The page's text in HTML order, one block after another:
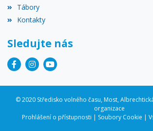
Tábory
Kontakty
Sledujte nás
© 2020 Středisko volného času, Most,
organizace
Prohlášení o přístupnosti | Soubory Cookie |